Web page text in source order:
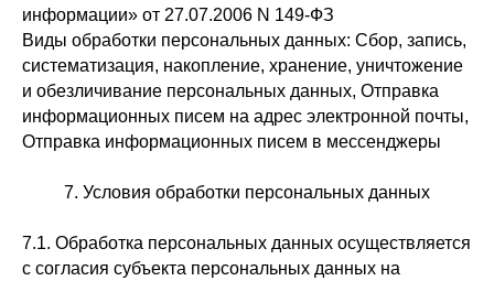
информации» от 27.07.2006 N 149-ФЗ
Виды обработки персональных данных: Сбор, запись,
систематизация, накопление, хранение, уничтожение
и обезличивание персональных данных, Отправка
информационных писем на адрес электронной почты,
Отправка информационных писем в мессенджеры
7. Условия обработки персональных данных
7.1. Обработка персональных данных осуществляется
с согласия субъекта персональных данных на